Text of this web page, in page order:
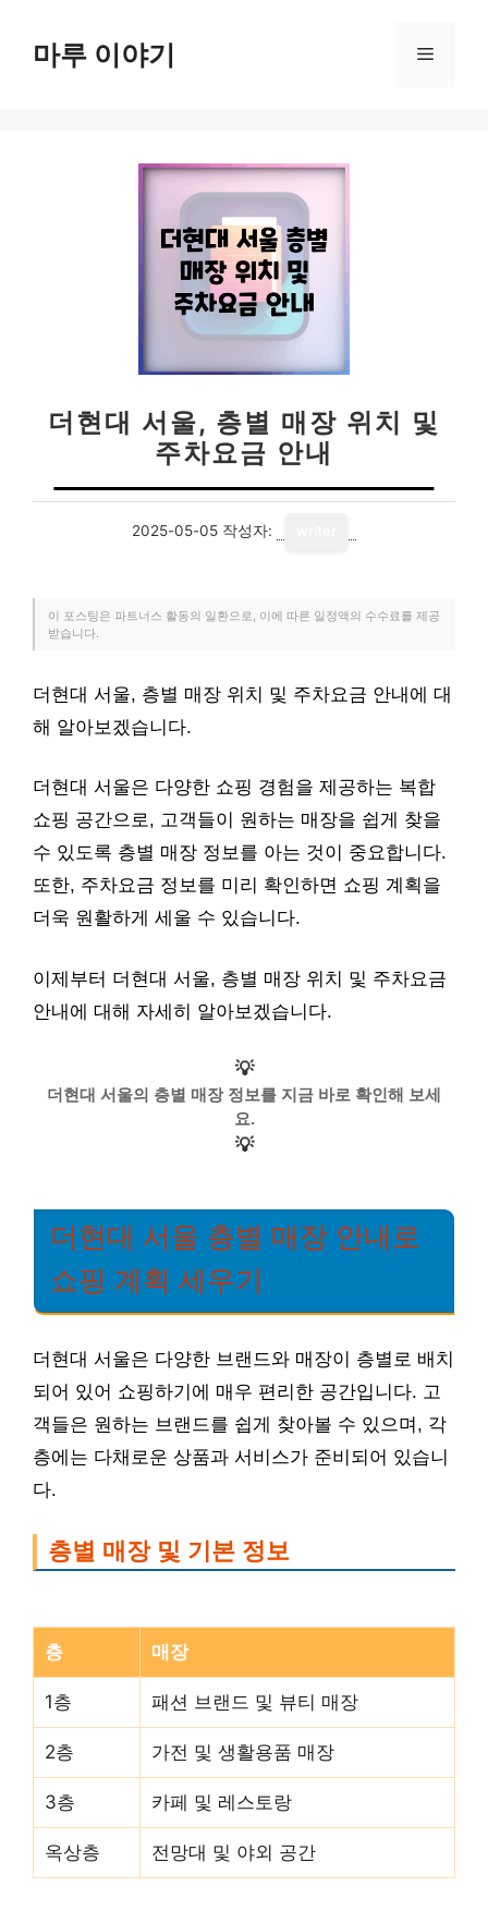
마루 이야기 메
더현대 서울, 층별 매장 위치 및
주차요금 안내
2025-05-05 작성자:
이 포스팅은 파트너스 활동의 일환으로, 이에 따른 일정액의 수수료를 제공
받습니다.
더현대 서울, 층별 매장 위치 및 주차요금 안내에 대
해 알아보겠습니다.
더현대 서울은 다양한 쇼핑 경험을 제공하는 복합
쇼핑 공간으로, 고객들이 원하는 매장을 쉽게 찾을
수 있도록 층별 매장 정보를 아는 것이 중요합니다.
또한, 주차요금 정보를 미리 확인하면 쇼핑 계획을
더욱 원활하게 세울 수 있습니다.
이제부터 더현대 서울, 층별 매장 위치 및 주차요금
안내에 대해 자세히 알아보겠습니다.
💡
더현대 서울의 층별 매장 정보를 지금 바로 확인해 보세
요.
💡
더현대 서울 층별 매장 안내로
쇼핑 계획 세우기
더현대 서울은 다양한 브랜드와 매장이 층별로 배치
되어 있어 쇼핑하기에 매우 편리한 공간입니다. 고
객들은 원하는 브랜드를 쉽게 찾아볼 수 있으며, 각
층에는 다채로운 상품과 서비스가 준비되어 있습니
다.
층별 매장 및 기본 정보
층 매장
1층 패션 브랜드 및 뷰티 매장
2층 가전 및 생활용품 매장
3층 카페 및 레스토랑
옥상층 전망대 및 야외 공간